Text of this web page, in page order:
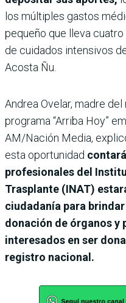
los múltiples gastos
pequeño que lleva
de cuidados intensivos
Acosta Ñu.
Andrea Ovelar, madre
programa “Arriba Hoy”
AM/Nación Media,
esta oportunidad
profesionales del
Trasplante (INAT)
ciudadanía para
donación de órganos y
interesados en ser
registro nacional.